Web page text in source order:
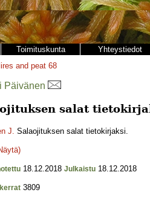
Toimituskunta Yhteystiedot
and peat 68
Päivänen
salat
J. Salaojituksen salat tietokirjaksi.
18.12.2018 Julkaistu 18.12.2018
3809